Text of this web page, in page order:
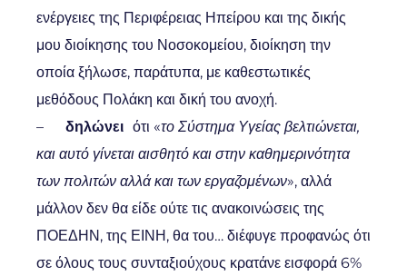
ενέργειες της Περιφέρειας Ηπείρου και της δικής
μου διοίκησης του Νοσοκομείου, διοίκηση την
οποία ξήλωσε, παράτυπα, με καθεστωτικές
μεθόδους Πολάκη και δική του ανοχή.
– δηλώνει ότι «το Σύστημα Υγείας βελτιώνεται,
και αυτό γίνεται αισθητό και στην καθημερινότητα
των πολιτών αλλά και των εργαζομένων», αλλά
μάλλον δεν θα είδε ούτε τις ανακοινώσεις της
ΠΟΕΔΗΝ, της ΕΙΝΗ, θα του… διέφυγε προφανώς ότι
σε όλους τους συνταξιούχους κρατάνε εισφορά 6%